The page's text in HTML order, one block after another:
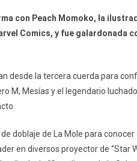
con Peach Momoko, la
Comics, y fue galardonada
desde la tercera cuerda para
M, Mesías y el legendario
doblaje de La Mole para
en diversos proyector de “Star